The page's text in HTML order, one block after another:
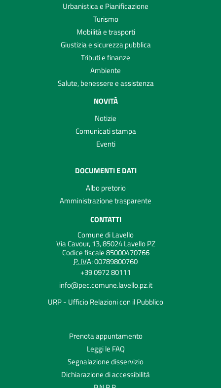
Urbanistica e Pianificazione
Turismo
Mobilità e trasporti
Giustizia e sicurezza pubblica
Tributi e finanze
Ambiente
Salute, benessere e assistenza
NOVITÀ
Notizie
Comunicati stampa
Eventi
DOCUMENTI E DATI
Albo pretorio
Amministrazione trasparente
CONTATTI
Comune di Lavello
Via Cavour, 13, 85024 Lavello PZ
Codice fiscale 85000470766
P. IVA:00789800760
+39 0972 80111
info@pec.comune.lavello.pz.it
URP - Ufficio Relazioni con il Pubblico
Prenota appuntamento
Leggi le FAQ
Segnalazione disservizio
Dichiarazione di accessibilità